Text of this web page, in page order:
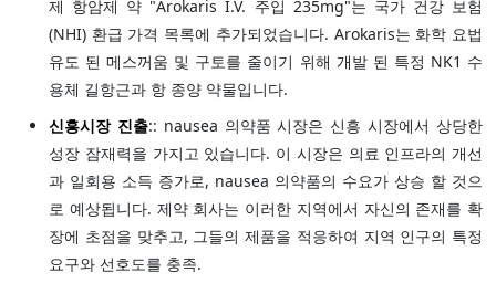
제 항암제 약 "Arokaris I.V. 주입 235mg"는 국가 건강 보험
(NHI) 환급 가격 목록에 추가되었습니다. Arokaris는 화학 요법
유도 된 메스꺼움 및 구토를 줄이기 위해 개발 된 특정 NK1 수
용체 길항근과 항 종양 약물입니다.
신흥시장 진출:: nausea 의약품 시장은 신흥 시장에서 상당한
성장 잠재력을 가지고 있습니다. 이 시장은 의료 인프라의 개선
과 일회용 소득 증가로, nausea 의약품의 수요가 상승 할 것으
로 예상됩니다. 제약 회사는 이러한 지역에서 자신의 존재를 확
장에 초점을 맞추고, 그들의 제품을 적응하여 지역 인구의 특정
요구와 선호도를 충족.